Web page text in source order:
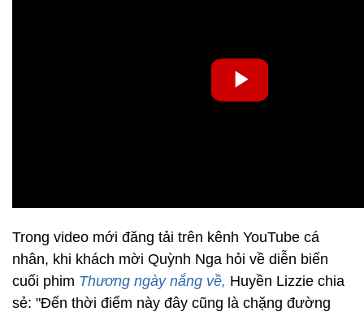
Trong video mới đăng tải trên kênh YouTube cá
nhân, khi khách mời Quỳnh Nga hỏi về diễn biến
cuối phim Thương ngày nắng về, Huyền Lizzie chia
sẻ: "Đến thời điểm này đây cũng là chặng đường